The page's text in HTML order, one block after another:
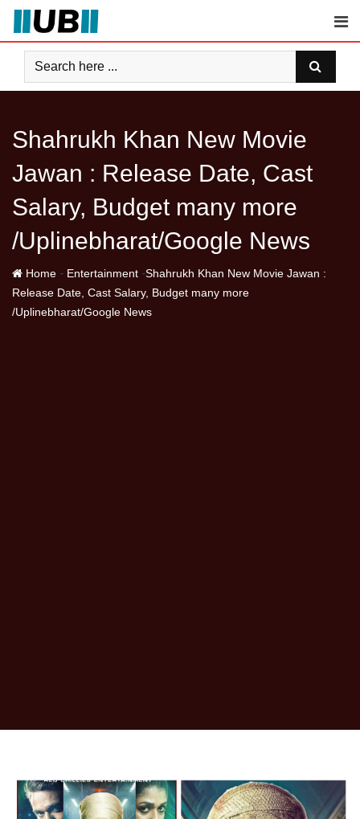
Skip
content
Shahrukh Khan New Movie
Jawan : Release Date, Cast
Salary, Budget many more
/Uplinebharat/Google News
Home - Entertainment -Shahrukh Khan New Movie Jawan :
Release Date, Cast Salary, Budget many more
/Uplinebharat/Google News